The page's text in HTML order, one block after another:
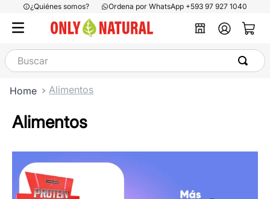
¿Quiénes somos? Ordena por WhatsApp +593 97 927 1040
Buscar
Alimentos
Alimentos